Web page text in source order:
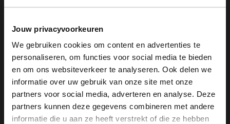
Jouw privacyvoorkeuren
We gebruiken cookies om content en advertenties te
personaliseren, om functies voor social media te bieden
en om ons websiteverkeer te analyseren. Ook delen we
informatie over uw gebruik van onze site met onze
partners voor social media, adverteren en analyse. Deze
partners kunnen deze gegevens combineren met andere
informatie die u aan ze heeft verstrekt of die ze hebben
aan deze dames enkellaarsjes te
verzorgen en beschermen met de Collonil
Carbon Pro. Deze dames enkellaarsjes zijn
voorzien van een hak met hoogte van 7
cm.
×
View this website in English?
It looks like your language isn't Dutch. Would
you like to switch to English?